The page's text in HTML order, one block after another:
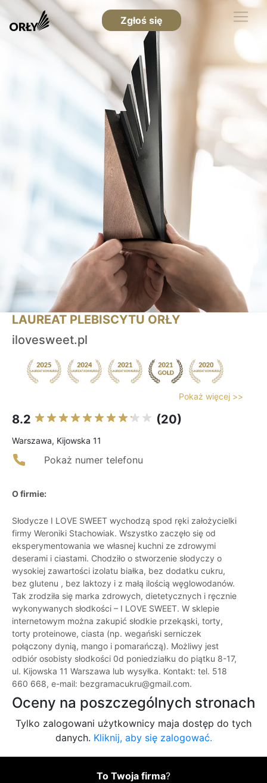
Zgłoś się
LAUREAT PLEBISCYTU ORŁY
ilovesweet.pl
Pokaż więcej >>
8.2 (20)
Warszawa, Kijowska 11
Pokaż numer telefonu
O firmie:
Słodycze I LOVE SWEET wychodzą spod ręki założycielki
firmy Weroniki Stachowiak. Wszystko zaczęło się od
eksperymentowania we własnej kuchni ze zdrowymi
deserami i ciastami. Chodziło o stworzenie słodyczy o
wysokiej zawartości izolatu białka, bez dodatku cukru,
bez glutenu , bez laktozy i z małą ilością węglowodanów.
Tak zrodziła się marka zdrowych, dietetycznych i ręcznie
wykonywanych słodkości – I LOVE SWEET. W sklepie
internetowym można zakupić słodkie przekąski, torty,
torty proteinowe, ciasta (np. wegański serniczek
połączony dynią, mango i pomarańczą). Możliwy jest
odbiór osobisty słodkości 0d poniedziałku do piątku 8-17,
ul. Kijowska 11 Warszawa lub wysyłka. Kontakt: tel. 518
660 668, e-mail: bezgramacukru@gmail.com.
Oceny na poszczególnych stronach
Tylko zalogowani użytkownicy maja dostęp do tych
danych. Kliknij, aby się zalogować.
To Twoja firma?